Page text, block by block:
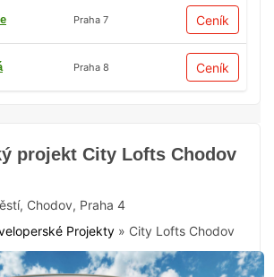
projekt City Lofts Chodov
, Chodov, Praha 4
Projekty » City Lofts Chodov
Praha 7 Ceník
Praha 8 Ceník